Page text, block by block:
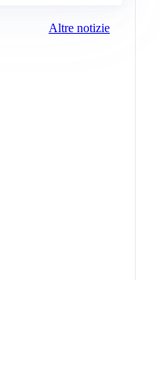
Altre notizie